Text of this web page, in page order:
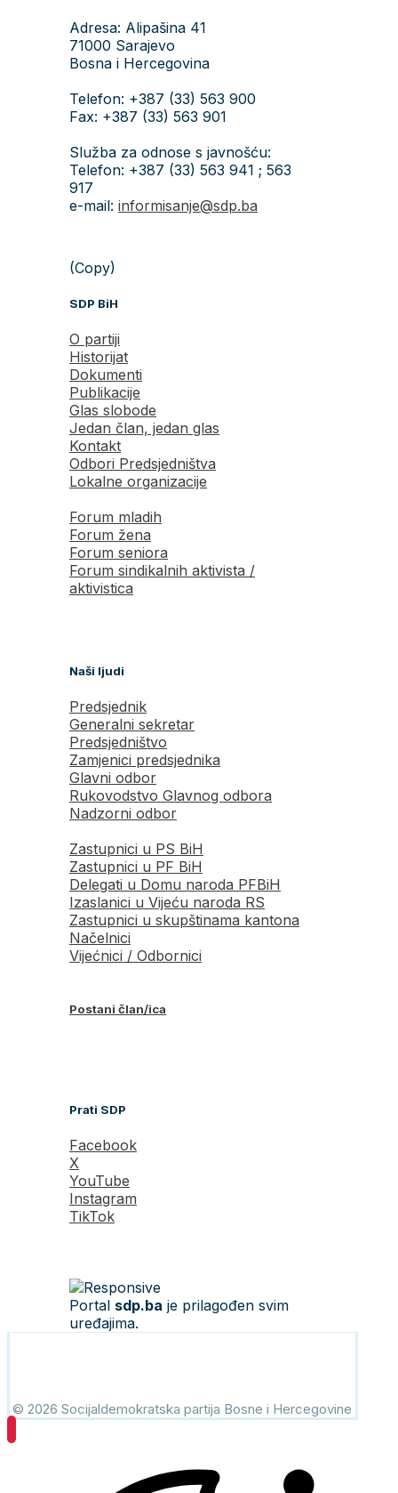
Adresa: Alipašina 41
71000 Sarajevo
Bosna i Hercegovina
Telefon: +387 (33) 563 900
Fax: +387 (33) 563 901
Služba za odnose s javnošću:
Telefon: +387 (33) 563 941 ; 563
917
e-mail: informisanje@sdp.ba
(Copy)
SDP BiH
O partiji
Historijat
Dokumenti
Publikacije
Glas slobode
Jedan član, jedan glas
Kontakt
Odbori Predsjedništva
Lokalne organizacije
Forum mladih
Forum žena
Forum seniora
Forum sindikalnih aktivista /
aktivistica
Naši ljudi
Predsjednik
Generalni sekretar
Predsjedništvo
Zamjenici predsjednika
Glavni odbor
Rukovodstvo Glavnog odbora
Nadzorni odbor
Zastupnici u PS BiH
Zastupnici u PF BiH
Delegati u Domu naroda PFBiH
Izaslanici u Vijeću naroda RS
Zastupnici u skupštinama kantona
Načelnici
Vijećnici / Odbornici
Postani član/ica
Prati SDP
Facebook
X
YouTube
Instagram
TikTok
Portal sdp.ba je prilagođen svim
uređajima.
© 2026 Socijaldemokratska partija Bosne i Hercegovine